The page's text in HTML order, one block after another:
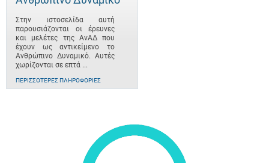
Στην ιστοσελίδα αυτή
παρουσιάζονται οι έρευνες
και μελέτες της ΑνΑΔ που
έχουν ως αντικείμενο το
Ανθρώπινο Δυναμικό. Αυτές
χωρίζονται σε επτά ...
ΠΕΡΙΣΣΌΤΕΡΕΣ ΠΛΗΡΟΦΟΡΊΕΣ